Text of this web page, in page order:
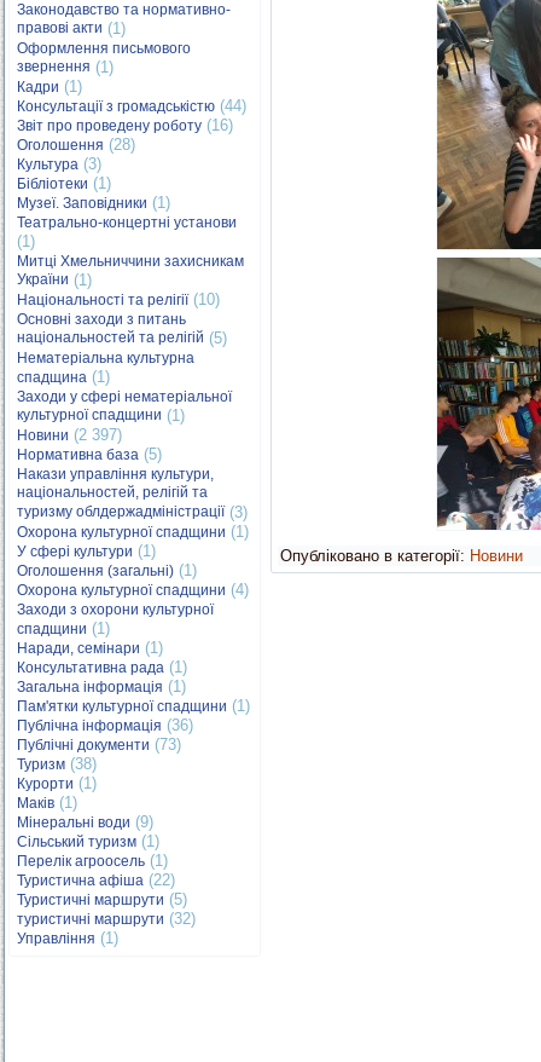
Законодавство та нормативно-
правові акти (1)
Оформлення письмового
звернення (1)
Кадри (1)
Консультації з громадськістю (44)
Звіт про проведену роботу (16)
Оголошення (28)
Культура (3)
Бібліотеки (1)
Музеї. Заповідники (1)
Театрально-концертні установи
(1)
Митці Хмельниччини захисникам
України (1)
Національності та релігії(10)
Основні заходи з питань
національностей та релігій (5)
Нематеріальна культурна
спадщина (1)
Заходи у сфері нематеріальної
культурної спадщини (1)
Новини (2 397)
Нормативна база (5)
Накази управління культури,
національностей, релігій та
туризму облдержадміністрації(3)
Охорона культурної спадщини (1)
У сфері культури (1)
Оголошення (загальні) (1)
Охорона культурної спадщини (4)
Заходи з охорони культурної
спадщини (1)
Наради, семінари (1)
Консультативна рада (1)
Загальна інформація (1)
Пам'ятки культурної спадщини (1)
Публічна інформація (36)
Публічні документи (73)
Туризм (38)
Курорти (1)
Маків (1)
Мінеральні води (9)
Сільський туризм (1)
Перелік агроосель (1)
Туристична афіша (22)
Туристичні маршрути (5)
туристичні маршрути (32)
Управління (1)
Опубліковано в категорії: Новини